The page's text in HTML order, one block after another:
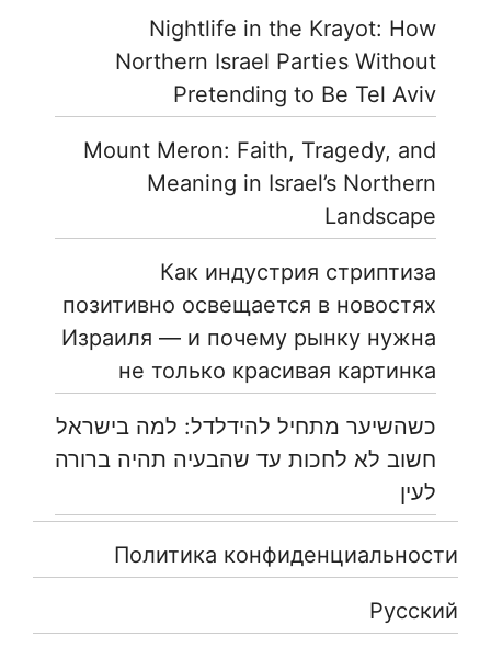
Nightlife in the Krayot: How
Northern Israel Parties Without
Pretending to Be Tel Aviv
Mount Meron: Faith, Tragedy, and
Meaning in Israel’s Northern
Landscape
Как индустрия стриптиза
позитивно освещается в новостях
Израиля — и почему рынку нужна
не только красивая картинка
כשהשיער מתחיל להידלדל: למה בישראל
חשוב לא לחכות עד שהבעיה תהיה ברורה
לעין
Политика конфиденциальности
Русский